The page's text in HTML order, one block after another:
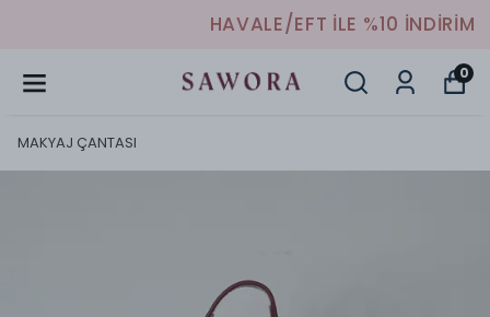
HAVALE/EFT İLE %10 İNDİRİM
0
MAKYAJ ÇANTASI